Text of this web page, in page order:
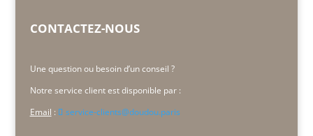
CONTACTEZ-NOUS
Une question ou besoin d’un conseil ?
Notre service client est disponible par :
Email : service-clients@doudou.paris